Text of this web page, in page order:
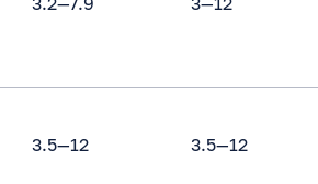
3.5—12 3.5—12